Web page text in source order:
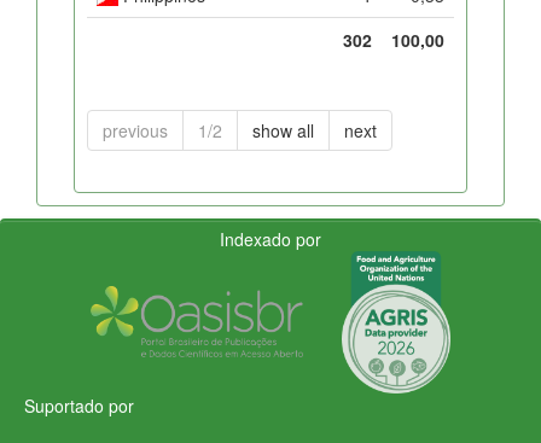
302
100,00
previous 1/2 show all next
Indexado por
Suportado por